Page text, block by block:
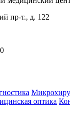
пр-т., д. 122
оптика